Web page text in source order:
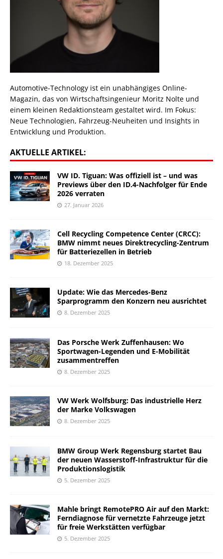
Automotive-Technology ist ein unabhängiges Online-
Magazin, das von Wirtschaftsingenieur Moritz Nolte und
einem kleinen Redaktionsteam gestaltet wird. Im Fokus:
Neue Technologien, Fahrzeug-Neuheiten und Insights in
Entwicklung und Produktion.
AKTUELLE ARTIKEL:
VW ID. Tiguan: Was offiziell ist – und was
Previews über den ID.4-Nachfolger für Ende
2026 verraten
27. Januar 2026
Cell Recycling Competence Center (CRCC):
BMW nimmt neues Direktrecycling-Zentrum
für Batteriezellen in Betrieb
18. Dezember 2025
Update: Wie das Mercedes-Benz
Sparprogramm den Konzern neu ausrichtet
8. Dezember 2025
Das Porsche Werk Zuffenhausen: Wo
Sportwagen-Legenden und E-Mobilität
zusammentreffen
8. Dezember 2025
VW Werk Wolfsburg: Das industrielle Herz
der Marke Volkswagen
8. Dezember 2025
BMW Group Werk Regensburg startet Bau
der neuen Wasserstoff-Infrastruktur für die
Produktionslogistik
5. Dezember 2025
Mahle bringt RemotePRO Air auf den Markt:
Ferndiagnose für vernetzte Fahrzeuge jetzt
für freie Werkstätten verfügbar
5. Dezember 2025